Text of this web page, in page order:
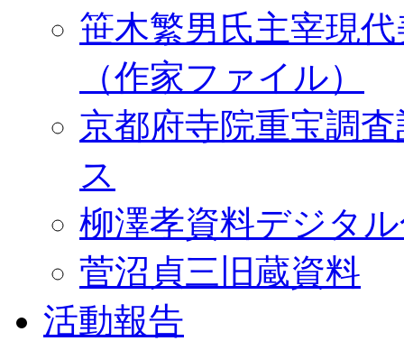
笹木繁男氏主宰現
（作家ファイル）
京都府寺院重宝調
ス
柳澤孝資料デジタ
菅沼貞三旧蔵資料
活動報告